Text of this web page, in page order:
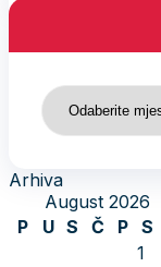
Arhiva
Arhiva
August 2026
P
U S Č P S
1